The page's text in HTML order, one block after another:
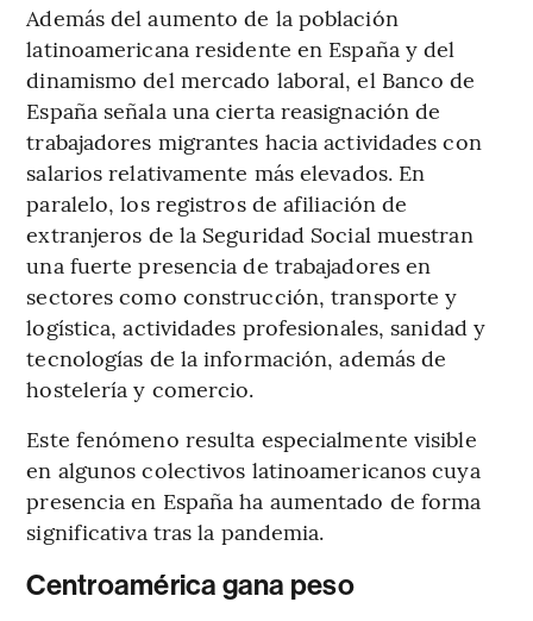
Además del aumento de la población
latinoamericana residente en España y del
dinamismo del mercado laboral, el Banco de
España señala una cierta reasignación de
trabajadores migrantes hacia actividades con
salarios relativamente más elevados. En
paralelo, los registros de afiliación de
extranjeros de la Seguridad Social muestran
una fuerte presencia de trabajadores en
sectores como construcción, transporte y
logística, actividades profesionales, sanidad y
tecnologías de la información, además de
hostelería y comercio.
Este fenómeno resulta especialmente visible
en algunos colectivos latinoamericanos cuya
presencia en España ha aumentado de forma
significativa tras la pandemia.
Centroamérica gana peso